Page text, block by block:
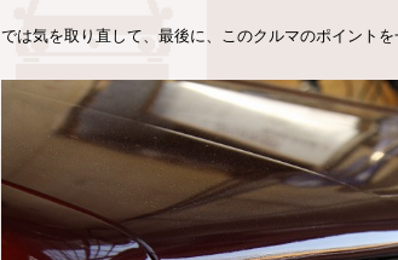
では気を取り直して、最後に、このクルマのポイント